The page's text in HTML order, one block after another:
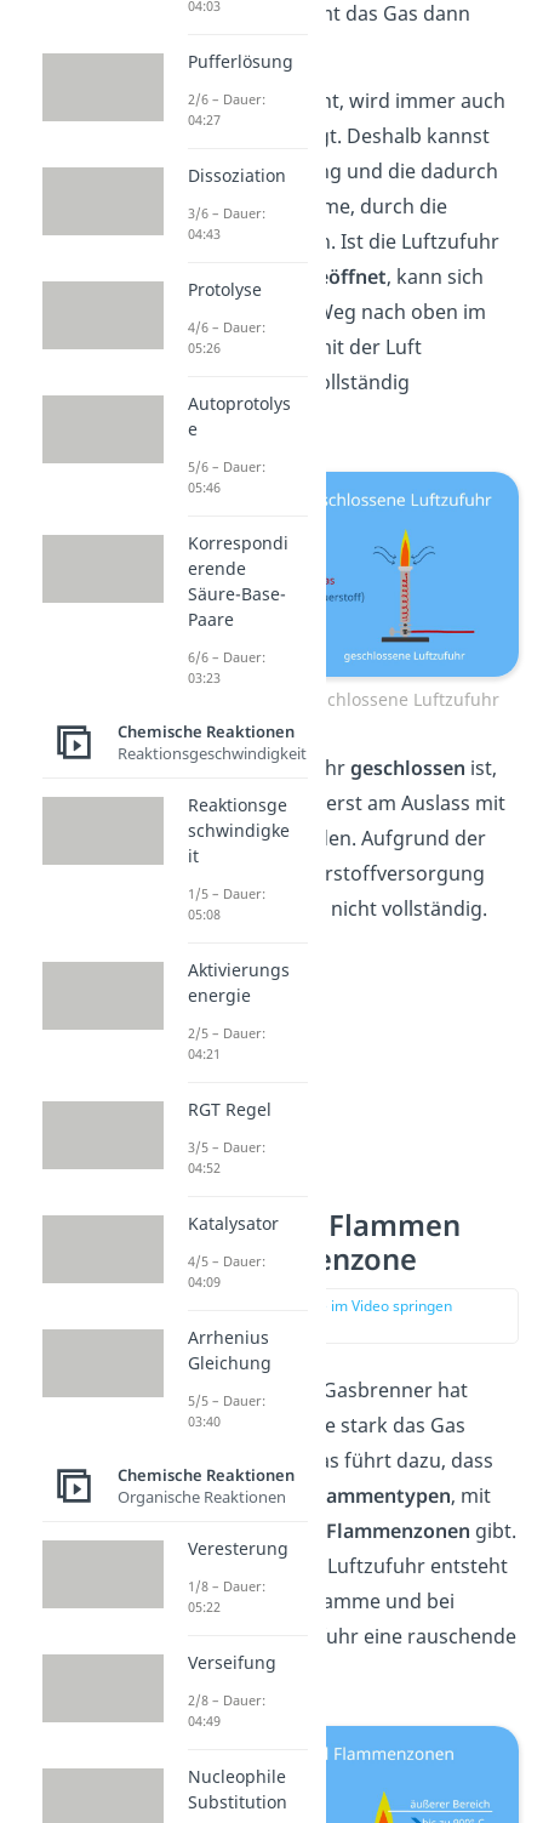
Brennerrohr strömt das Gas dann
Richtung Auslass.
Damit etwas brennt, wird immer auch
Sauerstoff benötigt. Deshalb kannst
du die Verbrennung und die dadurch
entstehende Flamme, durch die
Luftzufuhr steuern. Ist die Luftzufuhr
am Gasbrenner
geöffnet, kann sich
das Gas auf dem Weg nach oben im
Brennerrohr gut mit der Luft
vermischen und vollständig
verbrennen.
Geöffnete und geschlossene Luftzufuhr
Wenn die Luftzufuhrgeschlossen ist,
kann sich das Gas erst am Auslass mit
Sauerstoff verbinden. Aufgrund der
schlechteren Sauerstoffversorgung
verbrennt das Gas nicht vollständig.
Gasbrenner Flammen
und Flammenzone
zur Stelle im Video springen
Die Luftzufuhr im Gasbrenner hat
Einfluss darauf, wie stark das Gas
verbrannt wird. Das führt dazu, dass
es verschiedene
Flammentypen, mit
Flammenzonen gibt.
Bei geschlossener Luftzufuhr entsteht
eine leuchtende Flamme und bei
geöffneter Luftzufuhr eine rauschende
Flamme.
04:03
Pufferlösung
2/6 – Dauer:
04:27
Dissoziation
3/6 – Dauer:
04:43
Protolyse
4/6 – Dauer:
05:26
Autoprotolys
e
5/6 – Dauer:
05:46
Korrespondi
erende
Säure-Base-
Paare
6/6 – Dauer:
03:23
Chemische Reaktionen
Reaktionsgeschwindigkeit
Reaktionsge
schwindigke
it
1/5 – Dauer:
05:08
Aktivierungs
energie
2/5 – Dauer:
04:21
RGT Regel
3/5 – Dauer:
04:52
Katalysator
4/5 – Dauer:
04:09
Arrhenius
Gleichung
5/5 – Dauer:
03:40
Chemische Reaktionen
Organische Reaktionen
Veresterung
1/8 – Dauer:
05:22
Verseifung
2/8 – Dauer:
04:49
Nucleophile
Substitution